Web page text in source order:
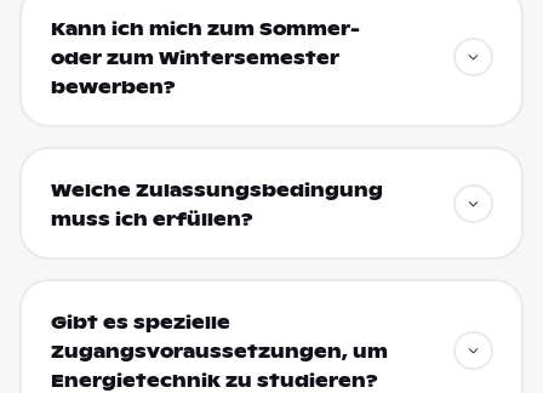
Kann ich mich zum Sommer-
oder zum Wintersemester
bewerben?
Welche Zulassungsbedingung
muss ich erfüllen?
Gibt es spezielle
Zugangsvoraussetzungen, um
Energietechnik zu studieren?